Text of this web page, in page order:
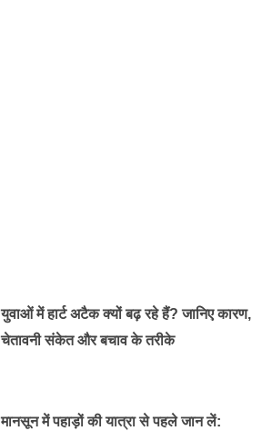
युवाओं में हार्ट अटैक क्यों बढ़ रहे हैं? जानिए कारण,
चेतावनी संकेत और बचाव के तरीके
मानसून में पहाड़ों की यात्रा से पहले जान लें: